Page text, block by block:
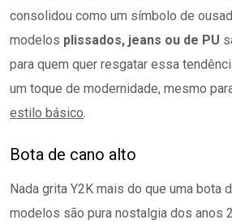
consolidou como um símbolo de
modelos plissados, jeans ou de PU
para quem quer resgatar essa
um toque de modernidade, mesmo
estilo básico.
Bota de cano alto
Nada grita Y2K mais do que uma bota
modelos são pura nostalgia dos anos